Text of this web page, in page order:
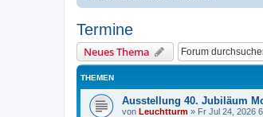
Termine
Neues Thema
THEMEN
Ausstellung 40. Jubiläum
von Leuchtturm » Fr Jul 24, 2026